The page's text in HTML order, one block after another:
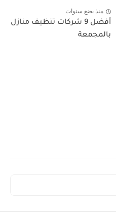
منذ بضع سنوات
أفضل 9 شركات تنظيف منازل
بالمجمعة